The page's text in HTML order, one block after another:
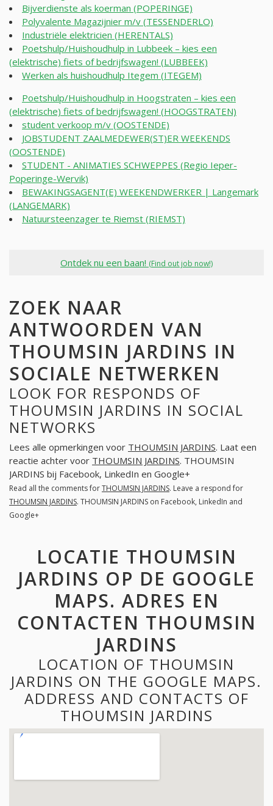
Bijverdienste als koerman (POPERINGE)
Polyvalente Magazijnier m/v (TESSENDERLO)
Industriële elektricien (HERENTALS)
Poetshulp/Huishoudhulp in Lubbeek – kies een
(elektrische) fiets of bedrijfswagen! (LUBBEEK)
Werken als huishoudhulp Itegem (ITEGEM)
Poetshulp/Huishoudhulp in Hoogstraten – kies een
(elektrische) fiets of bedrijfswagen! (HOOGSTRATEN)
student verkoop m/v (OOSTENDE)
JOBSTUDENT ZAALMEDEWER(ST)ER WEEKENDS
(OOSTENDE)
STUDENT - ANIMATIES SCHWEPPES (Regio Ieper-
Poperinge-Wervik)
BEWAKINGSAGENT(E) WEEKENDWERKER | Langemark
(LANGEMARK)
Natuursteenzager te Riemst (RIEMST)
Ontdek nu een baan! (Find out job now!)
ZOEK NAAR
ANTWOORDEN VAN
THOUMSIN JARDINS IN
SOCIALE NETWERKEN
LOOK FOR RESPONDS OF
THOUMSIN JARDINS IN SOCIAL
NETWORKS
Lees alle opmerkingen voor THOUMSIN JARDINS. Laat een
reactie achter voor THOUMSIN JARDINS. THOUMSIN
JARDINS bij Facebook, LinkedIn en Google+
Read all the comments forTHOUMSIN JARDINS. Leave a respond for
THOUMSIN JARDINS. THOUMSIN JARDINS on Facebook, LinkedIn and
Google+
LOCATIE THOUMSIN
JARDINS OP DE GOOGLE
MAPS. ADRES EN
CONTACTEN THOUMSIN
JARDINS
LOCATION OF THOUMSIN
JARDINS ON THE GOOGLE MAPS.
ADDRESS AND CONTACTS OF
THOUMSIN JARDINS